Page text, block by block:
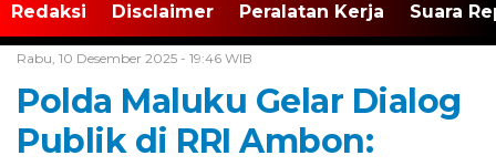
Redaksi Disclaimer Peralatan Kerja Suara
Rabu, 10 Desember 2025 - 19:46 WIB
Polda Maluku Gelar Dialog
Publik di RRI Ambon: